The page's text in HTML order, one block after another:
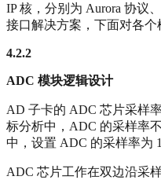
IP 核，分别为 Aurora 协议
接口解决方案，下面对各个
4.2.2
ADC 模块逻辑设计
AD 子卡的 ADC 芯片采样
标分析中，ADC 的采样率
中，设置 ADC 的采样率为
ADC 芯片工作在双边沿采